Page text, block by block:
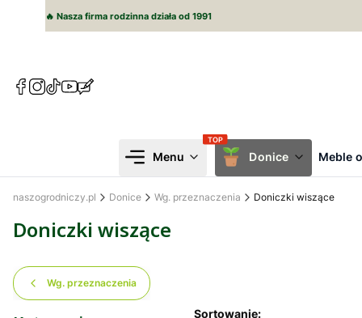
🔥 Nasza firma rodzinna działa od 1991
(Otwiera
(Otwiera
(Otwiera
(Otwiera
(Otwiera
karcie)
Menu Donice Meble
naszogrodniczy.pl Donice Wg. przeznaczenia Doniczki wiszące
Doniczki wiszące
Wg. przeznaczenia
Sortowanie: